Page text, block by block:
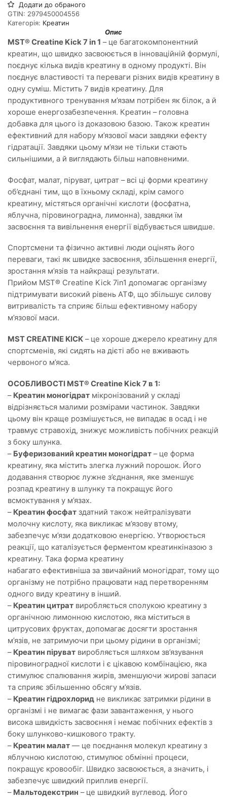
Додати до обраного
GTIN: 2979450004556
Категорія: Креатин
Опис
MST® Creatine Kick 7 in 1 – це багатокомпонентний
креатин, що швидко засвоюється в інноваційній формулі,
поєднує кілька видів креатину в одному продукті. Він
поєднує властивості та переваги різних видів креатину в
одну суміш. Містить 7 видів креатину. Для
продуктивного тренування м’язам потрібен як білок, а й
хороше енергозабезпечення. Креатин – головна
добавка для цього із доказовою базою. Також креатин
ефективний для набору м’язової маси завдяки ефекту
гідратації. Завдяки цьому м’язи не тільки стають
сильнішими, а й виглядають більш наповненими.
Фосфат, малат, піруват, цитрат – всі ці форми креатину
об’єднані тим, що в їхньому складі, крім самого
креатину, містяться органічні кислоти (фосфатна,
яблучна, піровиноградна, лимонна), завдяки їм
засвоєння та вивільнення енергії відбувається швидше.
Спортсмени та фізично активні люди оцінять його
переваги, такі як швидке засвоєння, збільшення енергії,
зростання м’язів та найкращі результати.
Прийом MST® Creatine Kick 7in1 допомагає організму
підтримувати високий рівень АТФ, що збільшує силову
витривалість та сприяє більш ефективному набору
м’язової маси.
MST CREATINE KICK – це хороше джерело креатину для
спортсменів, які сидять на дієті або не вживають
червоного м’яса.
ОСОБЛИВОСТІ MST® Creatine Kick 7 в 1:
– Креатин моногідрат мікронізований у складі
відрізняється малими розмірами частинок. Завдяки
цьому він краще розмішується, не випадає в осад і не
травмує стравохід, знижує можливість побічних реакцій
з боку шлунка.
– Буферизований креатин моногідрат – це форма
креатину, яка містить злегка лужний порошок. Його
додавання створює лужне з’єднання, яке зменшує
розпад креатину в шлунку та покращує його
всмоктування у м’язах.
– Креатин фосфат здатний також нейтралізувати
молочну кислоту, яка викликає м’язову втому,
забезпечує м’язи додатковою енергією. Утворюється
реакції, що каталізується ферментом креатинкіназою з
креатину. Така форма креатину
набагато ефективніша за звичайний моногідрат, тому що
організму не потрібно працювати над перетворенням
одного виду креатину в інший.
– Креатин цитрат виробляється сполукою креатину з
органічною лимонною кислотою, яка міститься в
цитрусових фруктах, допомагає досягти зростання
м’язів, не затримуючи при цьому рідини в організмі;
– Креатин піруват виробляється шляхом зв’язування
піровиноградної кислоти і є цікавою комбінацією, яка
стимулює спалювання жирів, зменшуючи жирові запаси
та сприяє збільшенню обсягу м’язів.
– Креатин гідрохлорид не викликає затримки рідини в
організмі і не вимагає фази завантаження, у нього
висока швидкість засвоєння і немає побічних ефектів з
боку шлунково-кишкового тракту.
– Креатин малат — це поєднання молекул креатину з
яблучною кислотою, стимулює обмінні процеси,
покращує кровообіг. Швидко засвоюється, а значить, і
забезпечує швидкий приплив енергії.
– Мальтодекстрин – це швидкий вуглевод. Його